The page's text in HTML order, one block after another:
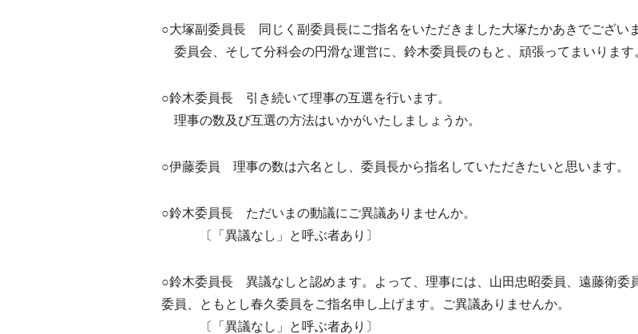
○大塚副委員長 同じく副委員長にご指名をいただきました大塚たかあきでございま
委員会、そして分科会の円滑な運営に、鈴木委員長のもと、頑張ってまいります
○鈴木委員長 引き続いて理事の互選を行います。
理事の数及び互選の方法はいかがいたしましょうか。
○伊藤委員 理事の数は六名とし、委員長から指名していただきたいと思います。
○鈴木委員長 ただいまの動議にご異議ありませんか。
〔「異議なし」と呼ぶ者あり〕
○鈴木委員長 異議なしと認めます。よって、理事には、山田忠昭委員、遠藤衛委
委員、ともとし春久委員をご指名申し上げます。ご異議ありませんか。
〔「異議なし」と呼ぶ者あり〕